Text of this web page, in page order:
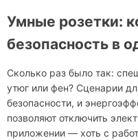
Умные розетки:
безопасность в
Сколько раз было так:
утюг или фен? Сценарии
безопасности, и
позволяют отключить
приложении — хоть с